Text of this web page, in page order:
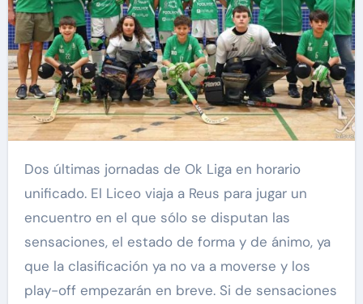
Dos últimas jornadas de Ok Liga en horario
unificado. El Liceo viaja a Reus para jugar un
encuentro en el que sólo se disputan las
sensaciones, el estado de forma y de ánimo, ya
que la clasificación ya no va a moverse y los
play-off empezarán en breve. Si de sensaciones